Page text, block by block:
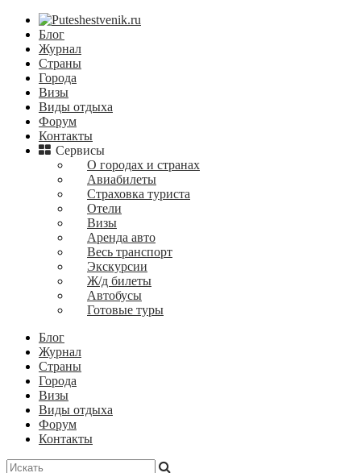
Блог
Журнал
Страны
Города
Визы
Виды отдыха
Форум
Контакты
Сервисы
О городах и странах
Авиабилеты
Страховка туриста
Отели
Визы
Аренда авто
Весь транспорт
Экскурсии
Ж/д билеты
Автобусы
Готовые туры
Блог
Журнал
Страны
Города
Визы
Виды отдыха
Форум
Контакты